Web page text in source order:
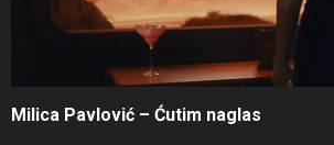
Milica Pavlović – Ćutim naglas